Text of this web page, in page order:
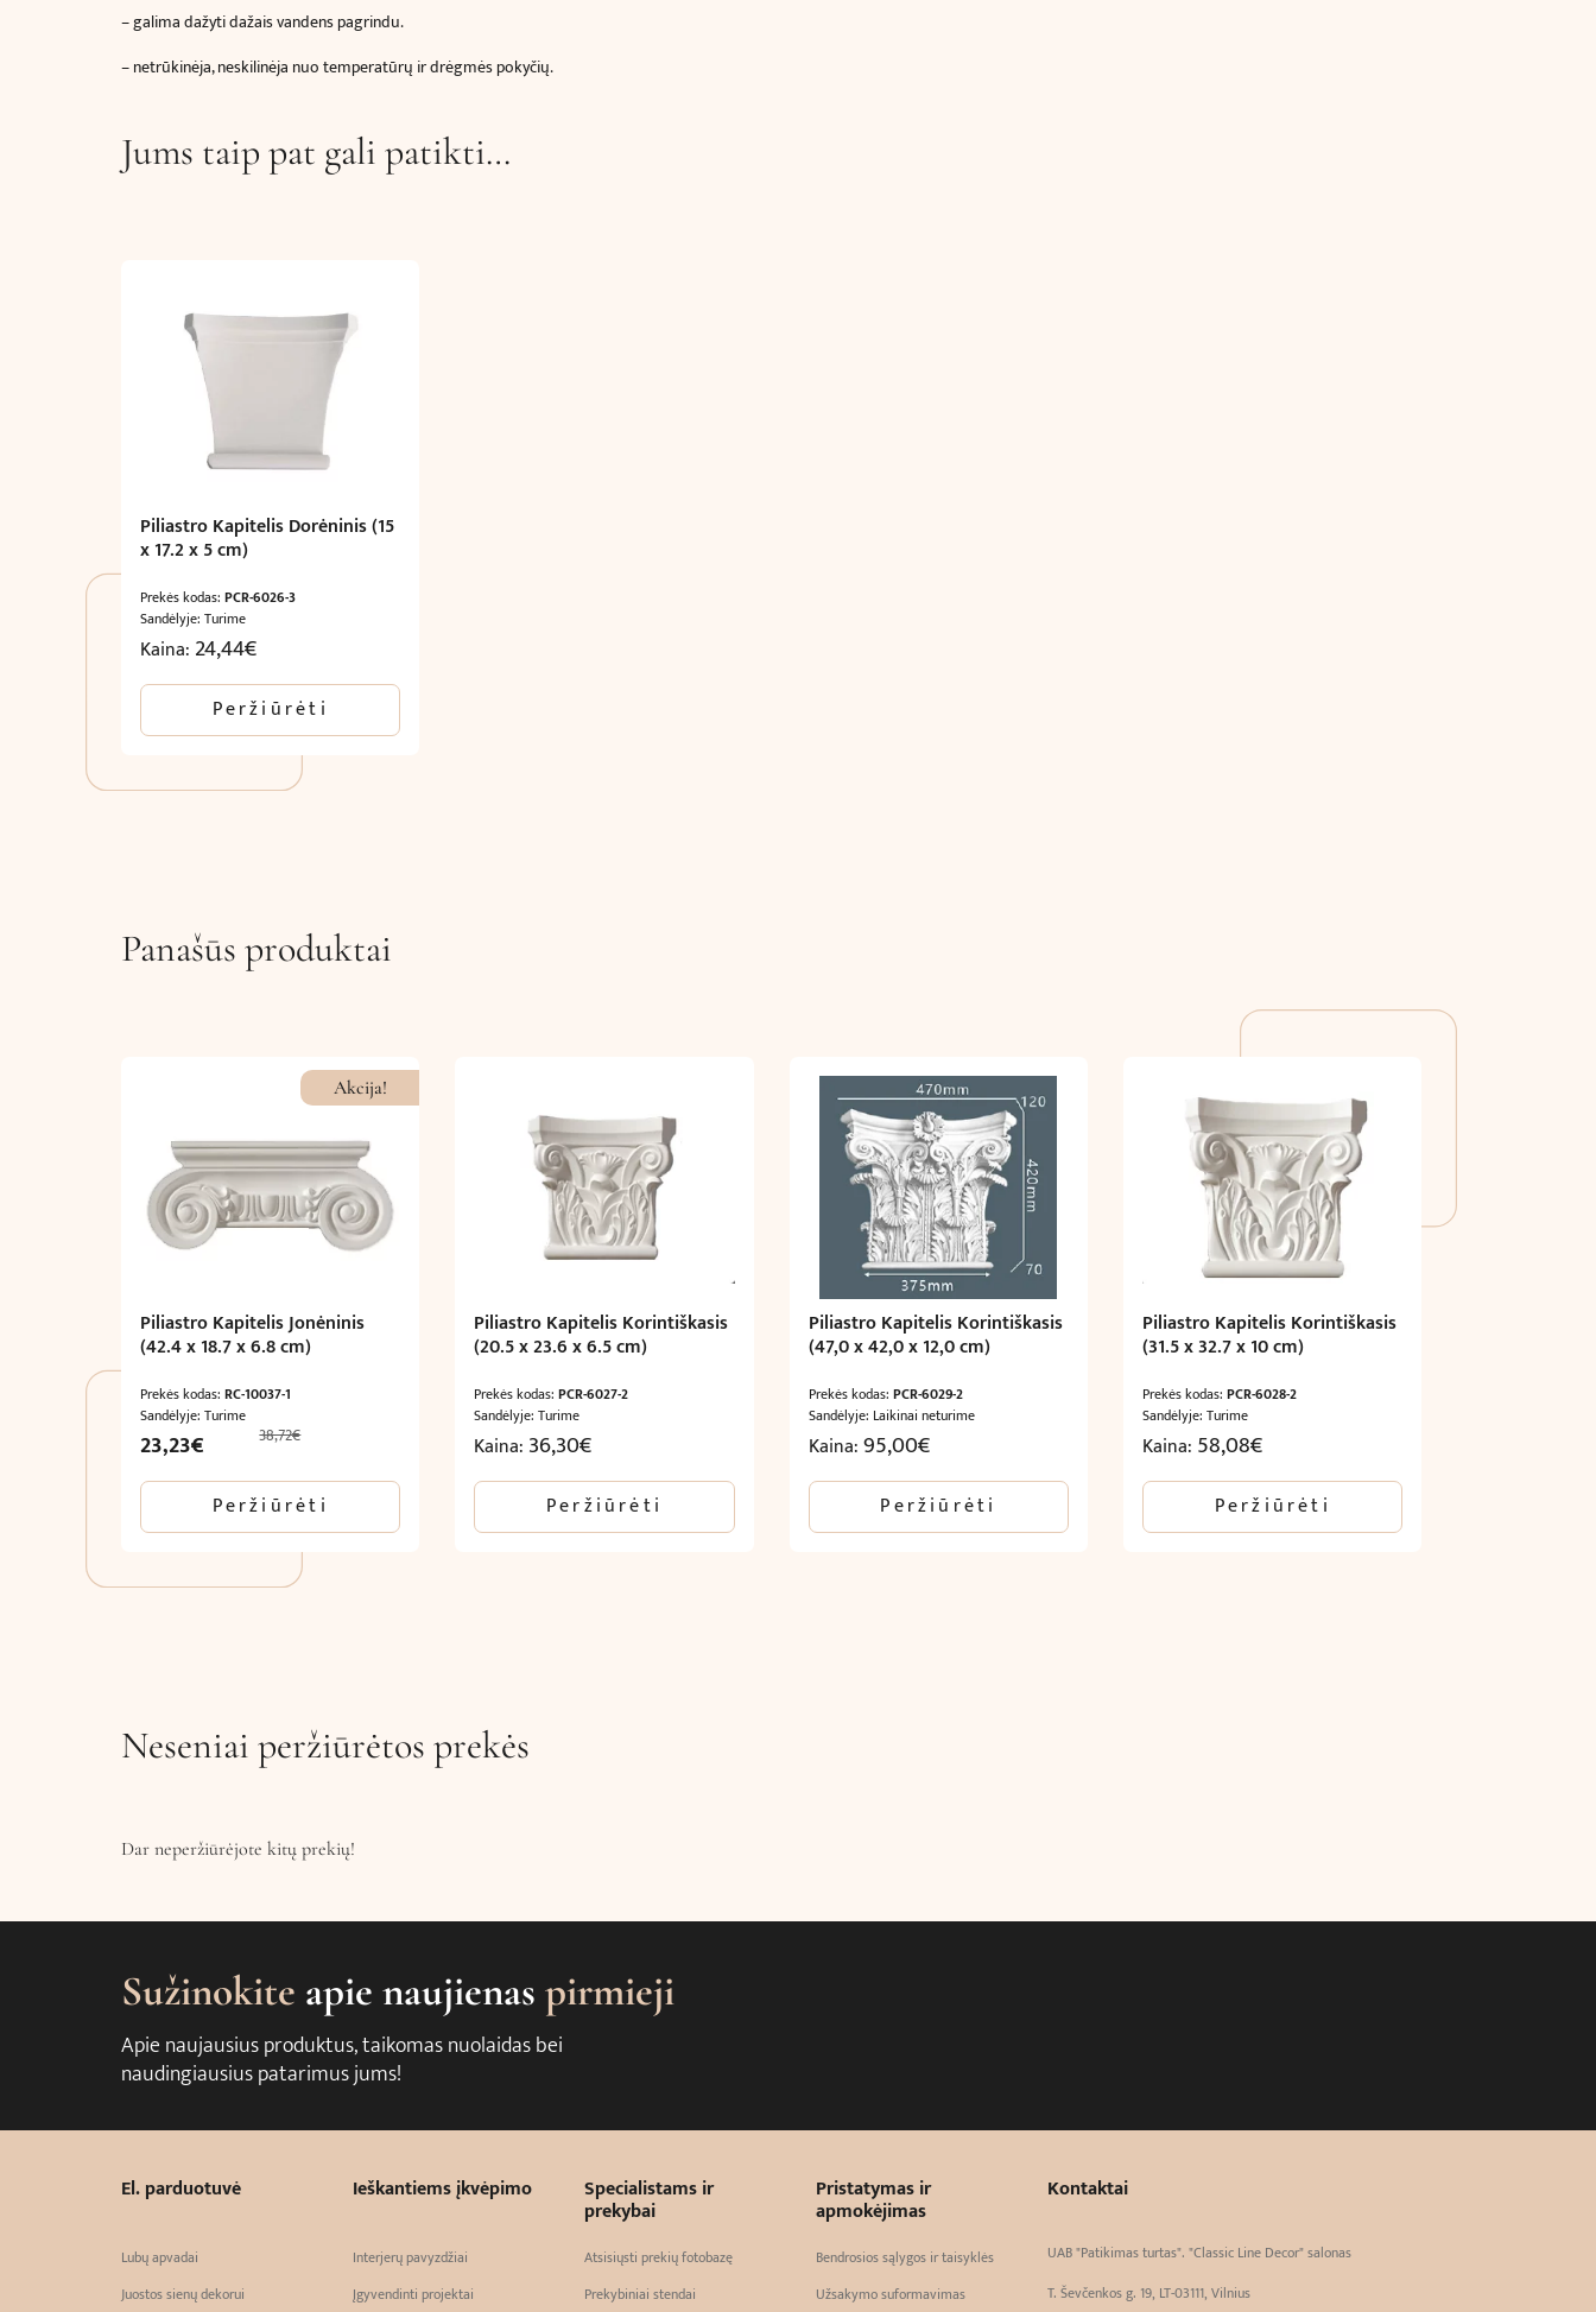
– galima dažyti dažais vandens pagrindu.
– netrūkinėja, neskilinėja nuo temperatūrų ir drėgmės pokyčių.
Jums taip pat gali patikti…
Piliastro Kapitelis Dorėninis (15
x 17.2 x 5 cm)
Prekės kodas: PCR-6026-3
Sandėlyje: Turime
Kaina: 24,44€
Peržiūrėti
Panašūs produktai
Akcija!
Piliastro Kapitelis Jonėninis
(42.4 x 18.7 x 6.8 cm)
Prekės kodas: RC-10037-1
Sandėlyje: Turime
38,72€
Original
was:
38,72€.
23,23€ Current
is:
23,23€.
Peržiūrėti
Piliastro Kapitelis Korintiškasis
(20.5 x 23.6 x 6.5 cm)
Prekės kodas:PCR-6027-2
Sandėlyje: Turime
Kaina: 36,30€
Peržiūrėti
Piliastro Kapitelis Korintiškasis
(47,0 x 42,0 x 12,0 cm)
Prekės kodas: PCR-6029-2
Sandėlyje: Laikinai neturime
Kaina:95,00€
Peržiūrėti
Piliastro Kapitelis Korintiškasis
(31.5 x 32.7 x 10 cm)
Prekės kodas:PCR-6028-2
Sandėlyje: Turime
Kaina: 58,08€
Peržiūrėti
Neseniai peržiūrėtos prekės
Dar neperžiūrėjote kitų prekių!
Sužinokite apie naujienas pirmieji
Apie naujausius produktus, taikomas nuolaidas bei
naudingiausius patarimus jums!
El. parduotuvė
Lubų apvadai
Juostos sienų dekorui
Ieškantiems įkvėpimo
Interjerų pavyzdžiai
Įgyvendinti projektai
Specialistams ir
prekybai
Atsisiųsti prekių fotobazę
Prekybiniai stendai
Pristatymas ir
apmokėjimas
Bendrosios sąlygos ir taisyklės
Užsakymo suformavimas
Kontaktai
UAB "Patikimas turtas". "Classic Line Decor" salonas
T. Ševčenkos g. 19, LT-03111, Vilnius